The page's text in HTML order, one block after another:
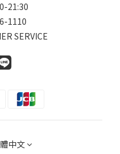
21:30
1110
SERVICE
中文